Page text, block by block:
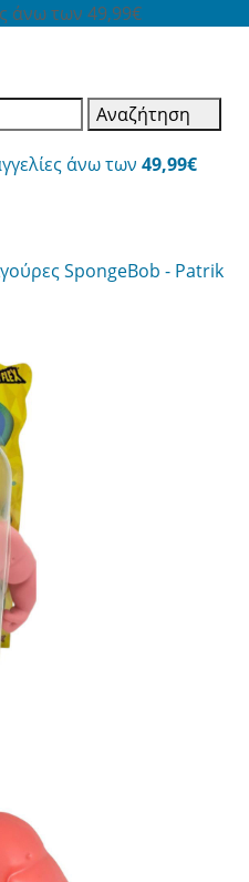
άνω των 49,99€
Αναζήτηση
άνω των 49,99€
SpongeBob - Patrik